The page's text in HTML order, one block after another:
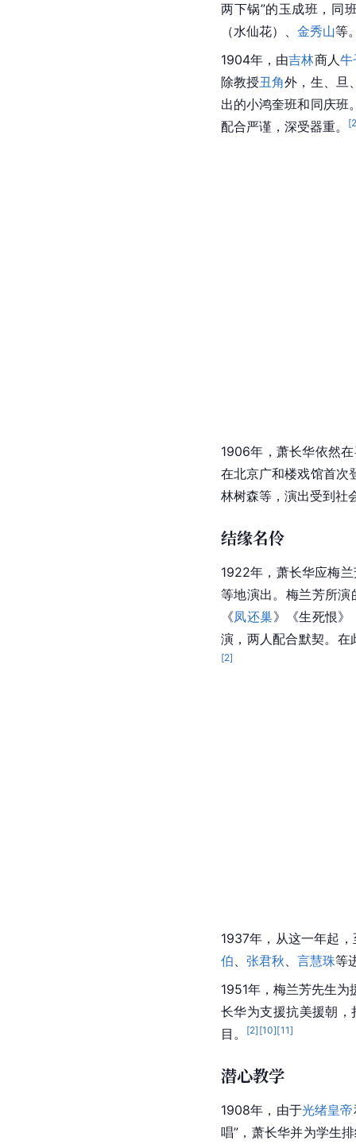
两下锅”的玉成班，同
（水仙花）、 金秀山等
1904年，由吉林商人牛
除教授丑角外，生、旦
出的小鸿奎班和同庆班
配合严谨，深受器重。
[
1906年，萧长华依然
在北京广和楼戏馆首次
林树森等，演出受到社
结缘名伶
1922年，萧长华应梅
等地演出。梅兰芳所演
《凤还巢》《生死恨》
演，两人配合默契。在
[2]
1937年，从这一年起
伯、 张君秋、 言慧珠等
1951年，梅兰芳先生为
长华为支援抗美援朝，
目。
[2] [10][11]
潜心教学
1908年，由于光绪皇帝
唱”，萧长华并为学生